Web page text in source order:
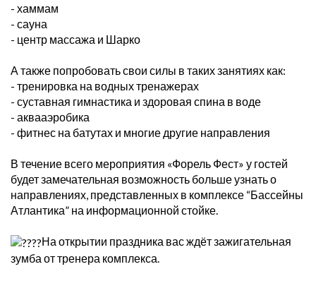
- хаммам
- сауна
- центр массажа и Шарко
А также попробовать свои силы в таких занятиях как:
- тренировка на водных тренажерах
- суставная гимнастика и здоровая спина в воде
- аквааэробика
- фитнес на батутах и многие другие направления
В течение всего мероприятия «Форель Фест» у гостей
будет замечательная возможность больше узнать о
направлениях, представленных в комплексе “Бассейны
Атлантика” на информационной стойке.
На открытии праздника вас ждёт зажигательная
зумба от тренера комплекса.